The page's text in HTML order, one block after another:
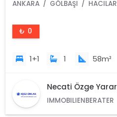
ANKARA GÖLBAŞI HACILAR
₺ 0
1+1 1 58m²
Necati Özge Yarar
IMMOBILIENBERATER